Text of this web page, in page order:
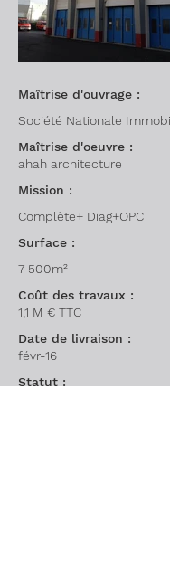
Maîtrise d'ouvrage :
Surface :
Société Nationale
7 500m²
Maîtrise d'oeuvre :
ahah architecture
Complète+ Diag+OPC
Mission :
Coût des travaux :
1,1 M € TTC
Date de livraison :
Statut :
févr-16